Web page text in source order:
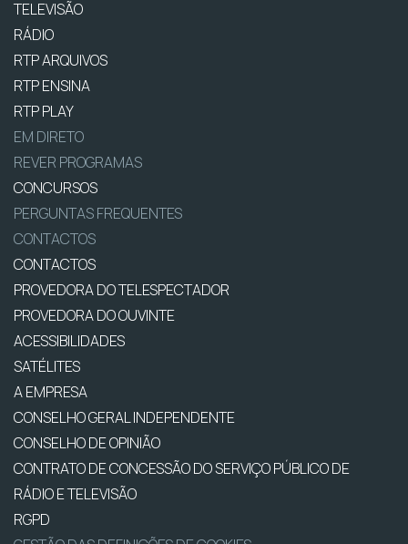
TELEVISÃO
RÁDIO
RTP ARQUIVOS
RTP ENSINA
RTP PLAY
EM DIRETO
REVER PROGRAMAS
CONCURSOS
PERGUNTAS FREQUENTES
CONTACTOS
CONTACTOS
PROVEDORA DO TELESPECTADOR
PROVEDORA DO OUVINTE
ACESSIBILIDADES
SATÉLITES
A EMPRESA
CONSELHO GERAL INDEPENDENTE
CONSELHO DE OPINIÃO
CONTRATO DE CONCESSÃO DO SERVIÇO PÚBLICO DE
RÁDIO E TELEVISÃO
RGPD